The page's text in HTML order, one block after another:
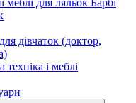
меблі для ляльок Барбі
дівчаток (доктор,
техніка і меблі